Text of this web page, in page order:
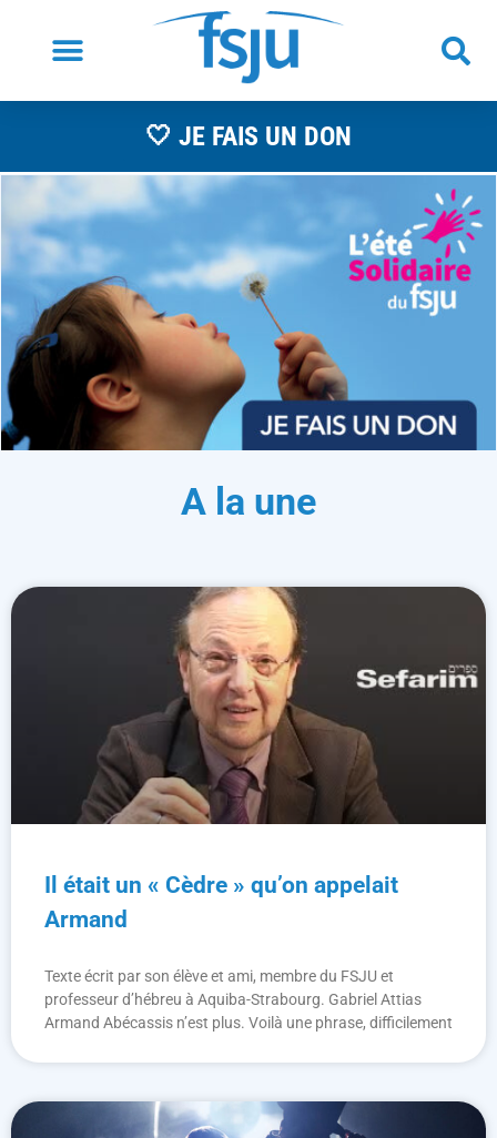
🤍 JE FAIS UN DON
A la une
Il était un « Cèdre » qu’on appelait
Armand
Texte écrit par son élève et ami, membre du FSJU et
professeur d’hébreu à Aquiba-Strabourg. Gabriel Attias
Armand Abécassis n’est plus. Voilà une phrase, difficilement